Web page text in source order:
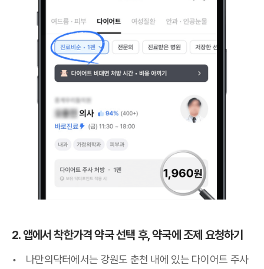
2. 앱에서 착한가격 약국 선택 후, 약국에 조제 요청하기
나만의닥터에서는 강원도 춘천 내에 있는 다이어트 주사